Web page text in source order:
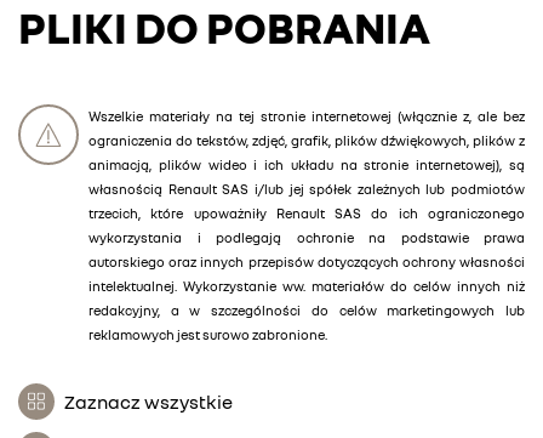
PLIKI DO POBRANIA
Wszelkie materiały na tej stronie internetowej (włącznie z, ale bez
ograniczenia do tekstów, zdjęć, grafik, plików dźwiękowych, plików z
animacją, plików wideo i ich układu na stronie internetowej), są
własnością Renault SAS i/lub jej spółek zależnych lub podmiotów
trzecich, które upoważniły Renault SAS do ich ograniczonego
wykorzystania i podlegają ochronie na podstawie prawa
autorskiego oraz innych przepisów dotyczących ochrony własności
intelektualnej. Wykorzystanie ww. materiałów do celów innych niż
redakcyjny, a w szczególności do celów marketingowych lub
reklamowych jest surowo zabronione.
Zaznacz wszystkie